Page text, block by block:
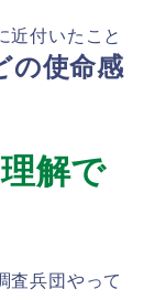
近付いたこと
の使命感
解で
査兵団やって